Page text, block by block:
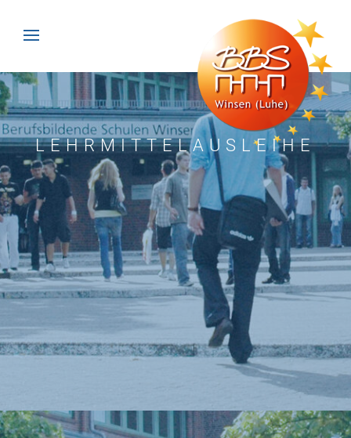
LEHRMITTELAUSLEIHE